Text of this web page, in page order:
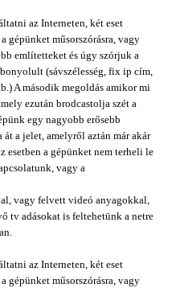
az Interneten, két eset
gépünket műsorszórásra, vagy
említetteket és úgy szórjuk a
(sávszélesség, fix ip cím,
A második megoldás amikor mi
ezután brodcastolja szét a
egy nagyobb erősebb
át a jelet, amelyről aztán már akár
esetben a gépünket nem terheli le
vagy a
vagy felvett videó anyagokkal,
tv adásokat is feltehetünk a netre
az Interneten, két eset
gépünket műsorszórásra, vagy